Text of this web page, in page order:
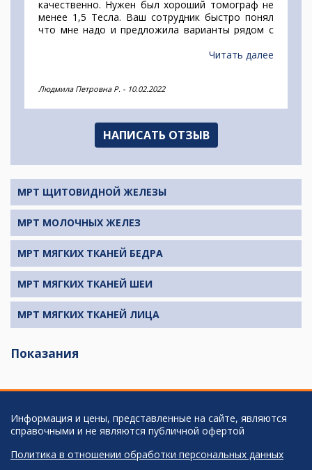
качественно. Нужен был хороший томограф не
менее 1,5 Тесла. Ваш сотрудник быстро понял
что мне надо и предложила варианты рядом с
цены и адреса. Спасибо за хорошую работу.
Читать далее
Людмила Петровна Р. - 10.02.2022
НАПИСАТЬ ОТЗЫВ
МРТ ЩИТОВИДНОЙ ЖЕЛЕЗЫ
МРТ МОЛОЧНЫХ ЖЕЛЕЗ
МРТ МЯГКИХ ТКАНЕЙ БЕДРА
МРТ МЯГКИХ ТКАНЕЙ ШЕИ
МРТ МЯГКИХ ТКАНЕЙ ЛИЦА
Показания
Информация и цены, представленные на сайте, являются
справочными и не являются публичной офертой
Политика в отношении обработки персональных данных